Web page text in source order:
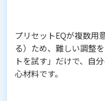
プリセットEQが複数用
る）ため、難しい調整
トを試す」だけで、自
心材料です。